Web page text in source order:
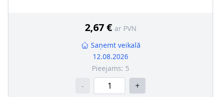
2,67 € ar PVN
Saņemt veikalā
12.08.2026
Pieejams: 5
- +